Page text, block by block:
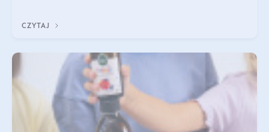
suplementować jesienią i zimą?
CZYTAJ